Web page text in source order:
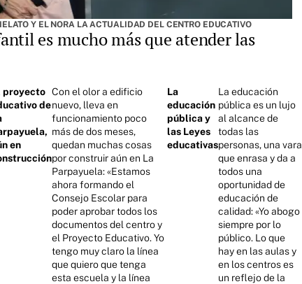
Y EL NORA LA ACTUALIDAD DEL CENTRO EDUCATIVO
es mucho más que atender las
proyecto
de
en
Con el olor a edificio
nuevo, lleva en
funcionamiento poco
más de dos meses,
quedan muchas cosas
por construir aún en La
Parpayuela: «Estamos
ahora formando el
Consejo Escolar para
poder aprobar todos los
documentos del centro y
el Proyecto Educativo. Yo
tengo muy claro la línea
que quiero que tenga
esta escuela y la línea
La
educación
pública y
las Leyes
educativas
La educación
pública es un lujo
al alcance de
todas las
personas, una vara
que enrasa y da a
todos una
oportunidad de
educación de
calidad: «Yo abogo
siempre por lo
público. Lo que
hay en las aulas y
en los centros es
un reflejo de la